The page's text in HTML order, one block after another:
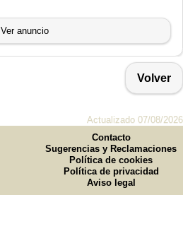
Ver anuncio
Volver
Actualizado 07/08/2026
Contacto
Sugerencias y Reclamaciones
Política de cookies
Política de privacidad
Aviso legal